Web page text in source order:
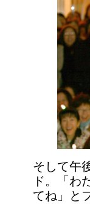
そして午
ド。「わ
てね」と